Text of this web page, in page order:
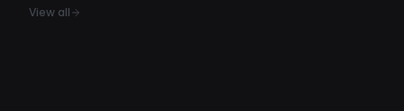
View all